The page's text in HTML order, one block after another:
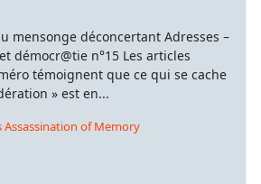
mensonge déconcertant Adresses –
démocr@tie n°15 Les articles
témoignent que ce qui se cache
» est en...
Assassination of Memory